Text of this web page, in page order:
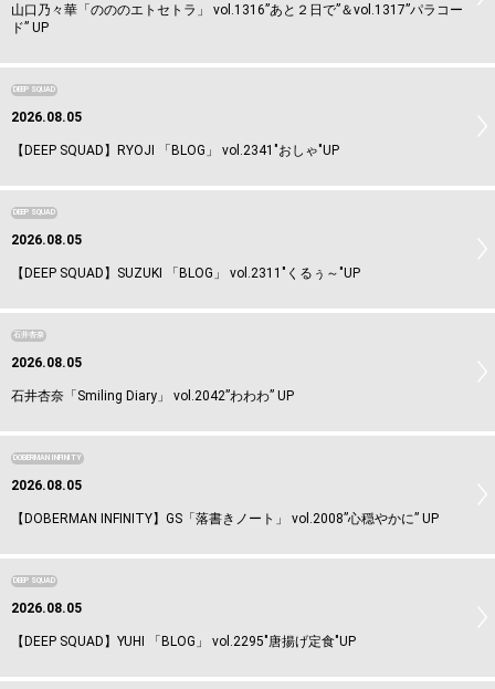
山口乃々華「のののエトセトラ」 vol.1316”あと２日で”＆vol.1317”パラコー
ド” UP
DEEP SQUAD
2026.08.05
【DEEP SQUAD】RYOJI 「BLOG」 vol.2341"おしゃ"UP
DEEP SQUAD
2026.08.05
【DEEP SQUAD】SUZUKI 「BLOG」 vol.2311"くるぅ～"UP
石井杏奈
2026.08.05
石井杏奈「Smiling Diary」 vol.2042”わわわ” UP
DOBERMAN INFINITY
2026.08.05
【DOBERMAN INFINITY】GS「落書きノート」 vol.2008”心穏やかに” UP
DEEP SQUAD
2026.08.05
【DEEP SQUAD】YUHI 「BLOG」 vol.2295"唐揚げ定食"UP